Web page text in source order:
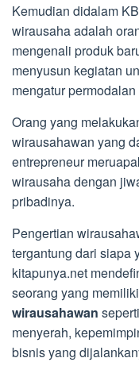
Kemudian didalam
wirausaha adalah
mengenali produk
menyusun kegiatan
mengatur
Orang yang
wirausahawan yang
entrepreneur
wirausaha dengan
pribadinya.
Pengertian
tergantung dari siapa
kitapunya.net
seorang yang
wirausahawan
menyerah,
bisnis yang